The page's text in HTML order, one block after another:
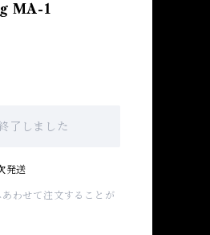
MA-1
了しました
発送
わせて注文することが